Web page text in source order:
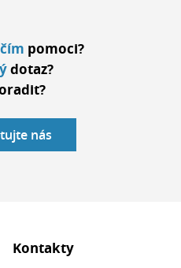
pomoci?
dotaz?
nás
Kontakty